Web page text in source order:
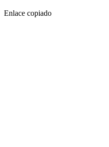
Enlace copiado